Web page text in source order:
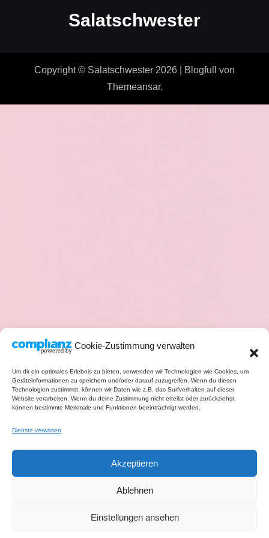
Cookie-Zustimmung verwalten
Um dir ein optimales Erlebnis zu bieten, verwenden wir Technologien wie Cookies, um
Geräteinformationen zu speichern und/oder darauf zuzugreifen. Wenn du diesen
Technologien zustimmst, können wir Daten wie z.B. das Surfverhalten auf dieser
Website verarbeiten. Wenn du deine Zustimmung nicht erteilst oder zurückziehst,
können bestimmte Merkmale und Funktionen beeinträchtigt werden.
Dienste verwalten
Akzeptieren
Ablehnen
Einstellungen ansehen
Salatschwester
Copyright © Salatschwester 2026 Blogfull
von
Themeansar.